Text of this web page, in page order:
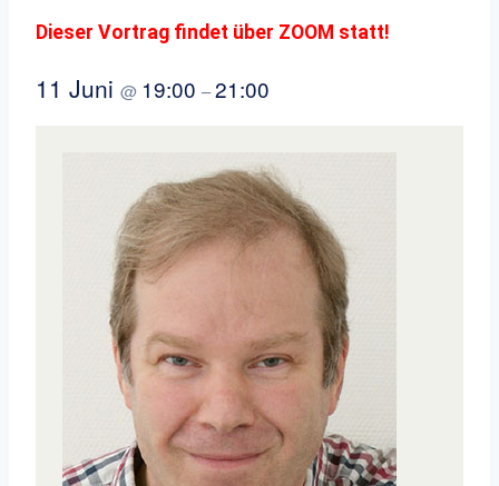
Dieser Vortrag findet über ZOOM statt!
11 Juni @ 19:00 –21:00